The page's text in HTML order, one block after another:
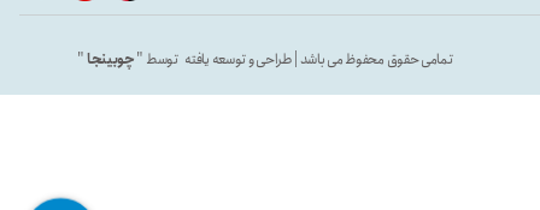
تمامی حقوق محفوظ می باشد | طراحی و توسعه یافته توسط "چوبینجا"